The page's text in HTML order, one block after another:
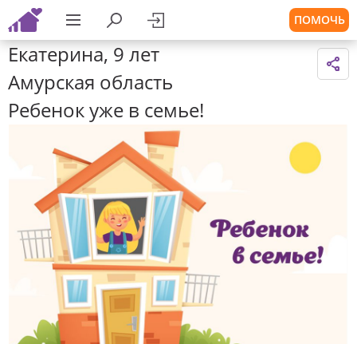
ПОМОЧЬ
Екатерина, 9 лет
Амурская область
Ребенок уже в семье!